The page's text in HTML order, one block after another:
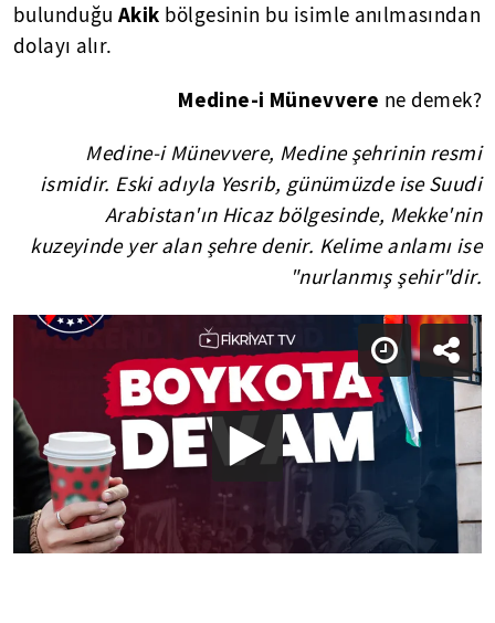
bulunduğu Akik bölgesinin bu isimle anılmasından
dolayı alır.
Medine-i Münevvere ne demek?
Medine-i Münevvere, Medine şehrinin resmi
ismidir. Eski adıyla Yesrib, günümüzde ise Suudi
Arabistan'ın Hicaz bölgesinde, Mekke'nin
kuzeyinde yer alan şehre denir. Kelime anlamı ise
"nurlanmış şehir"dir.